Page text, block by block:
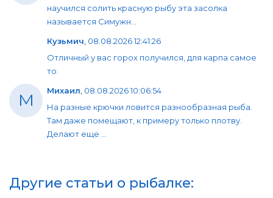
научился солить красную рыбу эта засолка
называется Симужн...
Кузьмич 08.08.2026 12:41:26
Отличный у вас горох получился, для карпа самое
то.
М Михаил 08.08.2026 10:06:54
На разные крючки ловится разнообразная рыба.
Там даже помещают, к примеру только плотву.
Делают еще ...
Другие статьи о рыбалке: